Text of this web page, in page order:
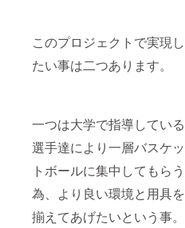
このプロジェクトで実現し
たい事は二つあります。
一つは大学で指導している
選手達により一層バスケッ
トボールに集中してもらう
為、より良い環境と用具を
揃えてあげたいという事。